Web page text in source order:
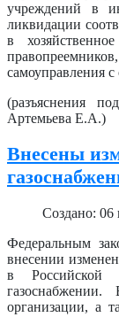
учреждений в
ликвидации
в
самоуправления
(разъяснения
Артемьева Е.А.)
Внесены
Создано: 06
Федеральным
внесении
в Российской
газоснабжении.
организации, а